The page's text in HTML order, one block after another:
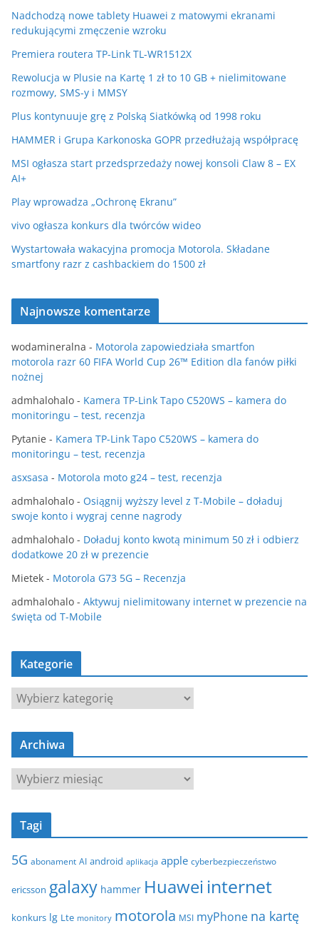
Nadchodzą nowe tablety Huawei z matowymi ekranami
redukującymi zmęczenie wzroku
Premiera routera TP-Link TL-WR1512X
Rewolucja w Plusie na Kartę 1 zł to 10 GB + nielimitowane
rozmowy, SMS-y i MMSY
Plus kontynuuje grę z Polską Siatkówką od 1998 roku
HAMMER i Grupa Karkonoska GOPR przedłużają współpracę
MSI ogłasza start przedsprzedaży nowej konsoli Claw 8 – EX
AI+
Play wprowadza „Ochronę Ekranu”
vivo ogłasza konkurs dla twórców wideo
Wystartowała wakacyjna promocja Motorola. Składane
smartfony razr z cashbackiem do 1500 zł
Najnowsze komentarze
wodamineralna - Motorola zapowiedziała smartfon
motorola razr 60 FIFA World Cup 26™ Edition dla fanów piłki
nożnej
admhalohalo - Kamera TP-Link Tapo C520WS – kamera do
monitoringu – test, recenzja
Pytanie - Kamera TP-Link Tapo C520WS – kamera do
monitoringu – test, recenzja
asxsasa - Motorola moto g24 – test, recenzja
admhalohalo - Osiągnij wyższy level z T-Mobile – doładuj
swoje konto i wygraj cenne nagrody
admhalohalo - Doładuj konto kwotą minimum 50 zł i odbierz
dodatkowe 20 zł w prezencie
Mietek - Motorola G73 5G – Recenzja
admhalohalo - Aktywuj nielimitowany internet w prezencie na
święta od T-Mobile
Kategorie
K
t
g
e
Archiwa
A
c
w
Tagi
5G abonament AI android aplikacja apple cyberbezpieczeństwo
ericsson galaxy hammer Huawei internet
konkurs lg Lte monitory motorola MSI myPhone na kartę